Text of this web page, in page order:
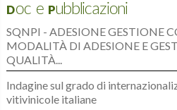
Doc e Pubblicazioni
SQNPI - ADESIONE GESTIONE
MODALITÀ DI ADESIONE E
QUALITÀ...
Indagine sul grado di
vitivinicole italiane